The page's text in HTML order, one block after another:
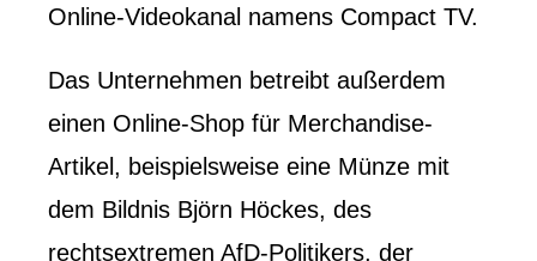
Online-Videokanal namens Compact TV.
Das Unternehmen betreibt außerdem
einen Online-Shop für Merchandise-
Artikel, beispielsweise eine Münze mit
dem Bildnis Björn Höckes, des
rechtsextremen AfD-Politikers, der